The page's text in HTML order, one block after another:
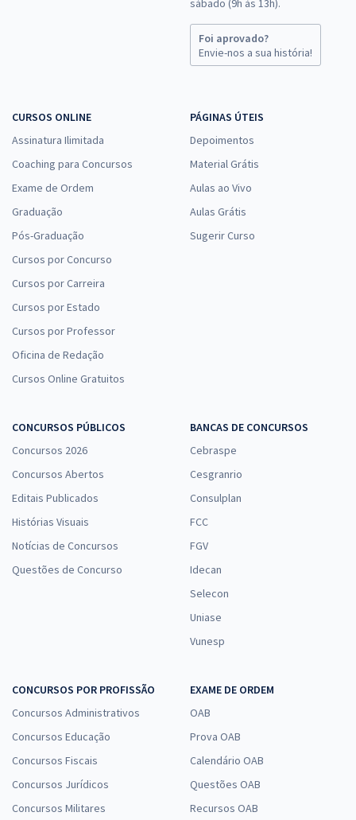
sábado (9h às 13h).
Foi aprovado?
Envie-nos a sua história!
CURSOS ONLINE
Assinatura Ilimitada
Coaching para Concursos
Exame de Ordem
Graduação
Pós-Graduação
Cursos por Concurso
Cursos por Carreira
Cursos por Estado
Cursos por Professor
Oficina de Redação
Cursos Online Gratuitos
PÁGINAS ÚTEIS
Depoimentos
Material Grátis
Aulas ao Vivo
Aulas Grátis
Sugerir Curso
CONCURSOS PÚBLICOS
Concursos 2026
Concursos Abertos
Editais Publicados
Histórias Visuais
Notícias de Concursos
Questões de Concurso
BANCAS DE CONCURSOS
Cebraspe
Cesgranrio
Consulplan
FCC
FGV
Idecan
Selecon
Uniase
Vunesp
CONCURSOS POR PROFISSÃO
Concursos Administrativos
Concursos Educação
Concursos Fiscais
Concursos Jurídicos
Concursos Militares
EXAME DE ORDEM
OAB
Prova OAB
Calendário OAB
Questões OAB
Recursos OAB